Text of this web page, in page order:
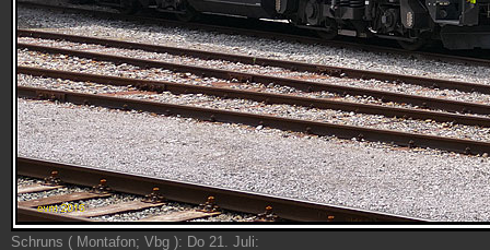
Schruns ( Montafon; Vbg ): Do 21. Juli: